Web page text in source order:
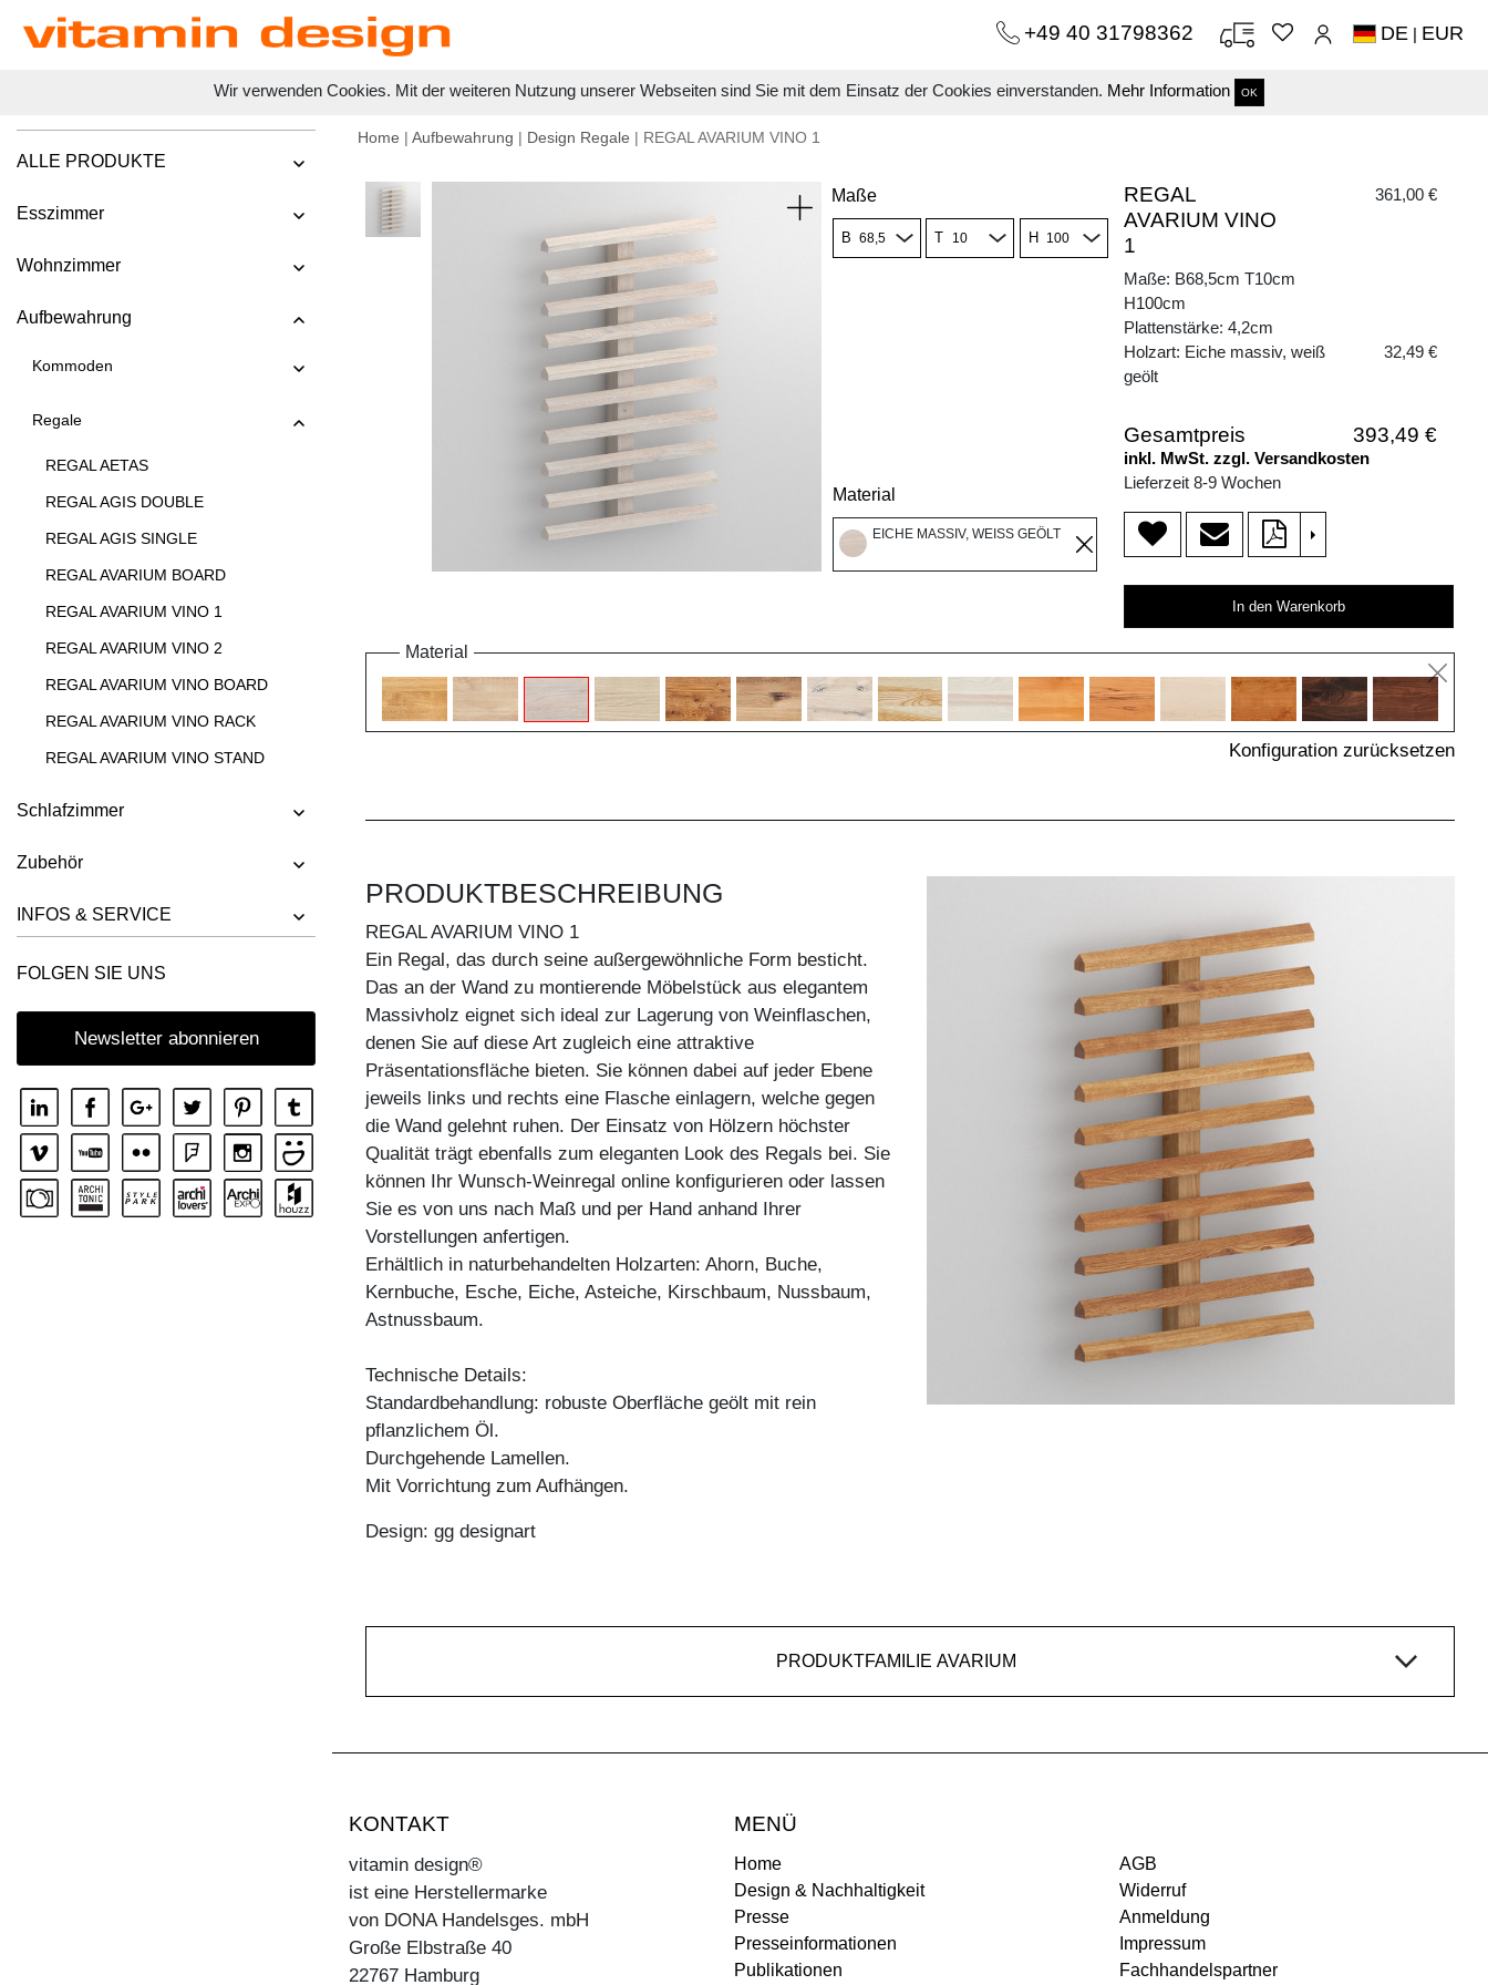
Wir verwenden Cookies. Mit der weiteren Nutzung unserer Webseiten sind Sie mit dem Einsatz der Cookies einverstanden. Mehr Information OK
+49 40 31798362 DE | EUR
ALLE PRODUKTE
Esszimmer
Wohnzimmer
Aufbewahrung
Kommoden
Regale
REGAL AETAS
REGAL AGIS DOUBLE
REGAL AGIS SINGLE
REGAL AVARIUM BOARD
REGAL AVARIUM VINO 1
REGAL AVARIUM VINO 2
REGAL AVARIUM VINO BOARD
REGAL AVARIUM VINO RACK
REGAL AVARIUM VINO STAND
REGAL FACHWERK
REGAL GO
REGAL GO K
REGAL GO RW
REGAL MENA
REGAL MENA E
REGAL MENA G
REGAL MENA TV
REGAL MENA VINO
REGAL PISA
Schlafzimmer
Zubehör
INFOS & SERVICE
FOLGEN SIE UNS
Newsletter abonnieren
Home | Aufbewahrung | Design Regale | REGAL AVARIUM VINO 1
Maße
B T H
Material
EICHE MASSIV, WEISS GEÖLT
REGAL
AVARIUM VINO
1
361,00 €
Maße: B68,5cm T10cm
H100cm
Plattenstärke: 4,2cm
Holzart: Eiche massiv, weiß
geölt
32,49 €
Gesamtpreis 393,49 €
inkl. MwSt. zzgl. Versandkosten
Lieferzeit 8-9 Wochen
>
In den Warenkorb
Material
Konfiguration zurücksetzen
PRODUKTBESCHREIBUNG
REGAL AVARIUM VINO 1
Ein Regal, das durch seine außergewöhnliche Form besticht.
Das an der Wand zu montierende Möbelstück aus elegantem
Massivholz eignet sich ideal zur Lagerung von Weinflaschen,
denen Sie auf diese Art zugleich eine attraktive
Präsentationsfläche bieten. Sie können dabei auf jeder Ebene
jeweils links und rechts eine Flasche einlagern, welche gegen
die Wand gelehnt ruhen. Der Einsatz von Hölzern höchster
Qualität trägt ebenfalls zum eleganten Look des Regals bei. Sie
können Ihr Wunsch-Weinregal online konfigurieren oder lassen
Sie es von uns nach Maß und per Hand anhand Ihrer
Vorstellungen anfertigen.
Erhältlich in naturbehandelten Holzarten: Ahorn, Buche,
Kernbuche, Esche, Eiche, Asteiche, Kirschbaum, Nussbaum,
Astnussbaum.
Technische Details:
Standardbehandlung: robuste Oberfläche geölt mit rein
pflanzlichem Öl.
Durchgehende Lamellen.
Mit Vorrichtung zum Aufhängen.
Design: gg designart
PRODUKTFAMILIE AVARIUM
KONTAKT
vitamin design®
ist eine Herstellermarke
von DONA Handelsges. mbH
Große Elbstraße 40
22767 Hamburg
MENÜ
Home
Design & Nachhaltigkeit
Presse
Presseinformationen
Publikationen
AGB
Widerruf
Anmeldung
Impressum
Fachhandelspartner